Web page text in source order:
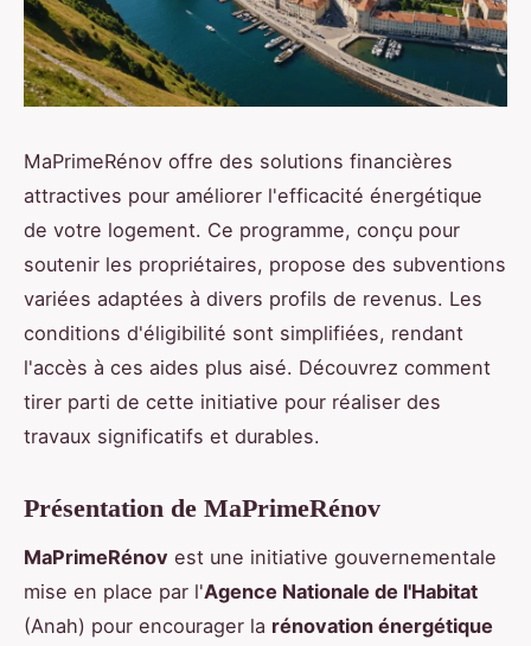
MaPrimeRénov offre des solutions financières
attractives pour améliorer l'efficacité énergétique
de votre logement. Ce programme, conçu pour
soutenir les propriétaires, propose des subventions
variées adaptées à divers profils de revenus. Les
conditions d'éligibilité sont simplifiées, rendant
l'accès à ces aides plus aisé. Découvrez comment
tirer parti de cette initiative pour réaliser des
travaux significatifs et durables.
Présentation de MaPrimeRénov
MaPrimeRénov est une initiative gouvernementale
mise en place par l'Agence Nationale de l'Habitat
(Anah) pour encourager la rénovation énergétique